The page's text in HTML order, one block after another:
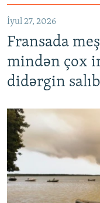
İyul 27, 2026
Fransada
mindən çox
didərgin salıb